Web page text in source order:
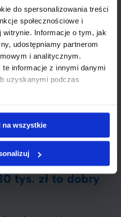
do spersonalizowania treści
społecznościowe i
Informacje o tym, jak
udostępniamy partnerom
i analitycznym.
te informacje z innymi danymi
uzyskanymi podczas
na wszystkie
klientów
wniosku
teraz
tys. zł to dobry